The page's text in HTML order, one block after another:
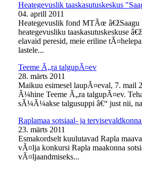
Heategevuslik taaskasutuskeskus
04. aprill 2011
Heategevuslik fond MTÃœ â€žSaagu
heategevusliku taaskasutuskeskuse
elavaid peresid, meie eriline
lastele...
Teeme Ã„ra talgupÃ¤ev
28. märts 2011
Maikuu esimesel laupÃ¤eval, 7.
Ã¼hine Teeme Ã„ra talgupÃ¤ev.
sÃ¼Ã¼akse talgusuppi â€“ just nii,
Raplamaa sotsiaal- ja
23. märts 2011
Esmakordselt kuulutavad Rapla
vÃ¤lja konkursi Rapla maakonna
vÃ¤ljaandmiseks...